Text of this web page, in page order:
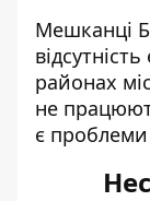
Мешканці
районах
не
є